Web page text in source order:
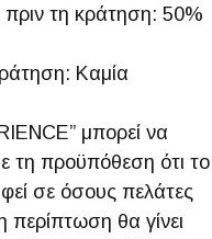
τη κράτηση: 50%
Καμία
μπορεί να
τη προϋπόθεση ότι το
σε όσους πελάτες
θα γίνει